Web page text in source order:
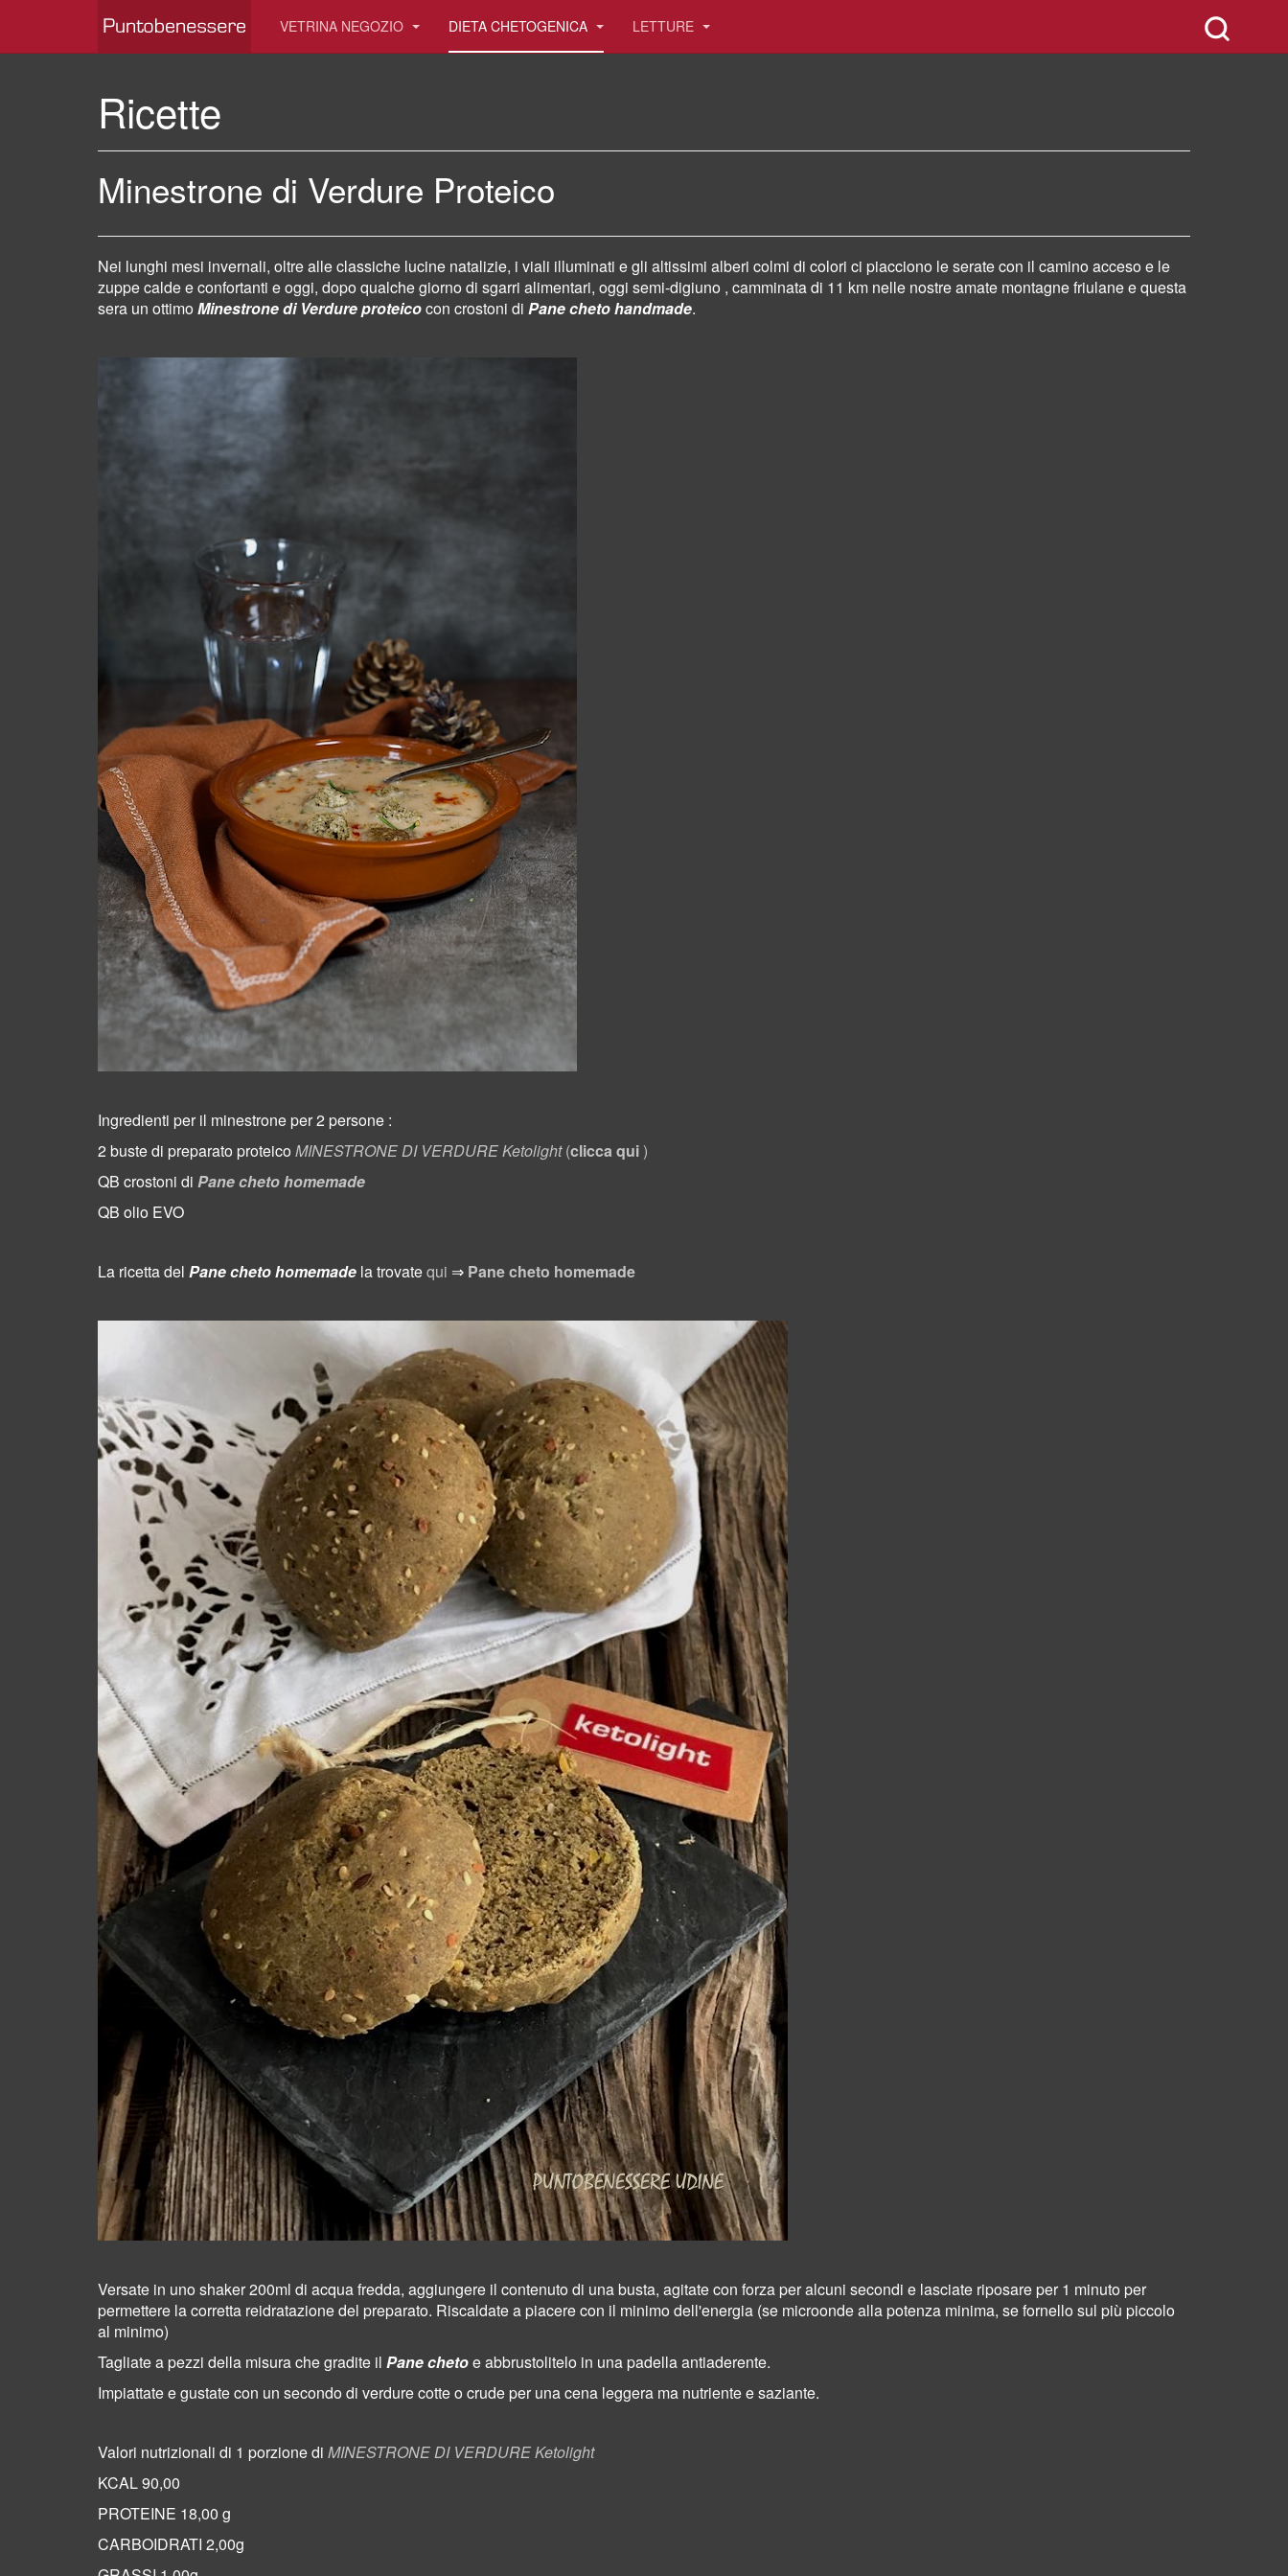
VETRINA NEGOZIO DIETA CHETOGENICA LETTURE
Ricette
Minestrone di Verdure Proteico
Nei lunghi mesi invernali, oltre alle classiche lucine natalizie, i viali illuminati e gli altissimi alberi colmi di colori ci piacciono le serate con il camino acceso e le
zuppe calde e confortanti e oggi, dopo qualche giorno di sgarri alimentari, oggi semi-digiuno , camminata di 11 km nelle nostre amate montagne friulane e questa
sera un ottimo Minestrone di Verdure proteicocon crostoni di Pane chetohandmade.
Ingredienti per il minestrone per 2 persone :
2 buste di preparato proteico MINESTRONE DI VERDURE Ketolight(clicca qui )
QB crostoni di Pane cheto homemade
QB olio EVO
La ricetta del Pane cheto homemade la trovatequi ⇒ Pane cheto homemade
Versate in uno shaker 200ml di acqua fredda, aggiungere il contenuto di una busta, agitate con forza per alcuni secondi e lasciate riposare per 1 minuto per
permettere la corretta reidratazione del preparato. Riscaldate a piacere con il minimo dell'energia (se microonde alla potenza minima, se fornello sul più piccolo
al minimo)
Tagliate a pezzi della misura che gradite il Pane chetoe abbrustolitelo in una padella antiaderente.
Impiattate e gustate con un secondo di verdure cotte o crude per una cena leggera ma nutriente e saziante.
Valori nutrizionali di 1 porzione di MINESTRONE DI VERDURE Ketolight
KCAL 90,00
PROTEINE 18,00 g
CARBOIDRATI 2,00g